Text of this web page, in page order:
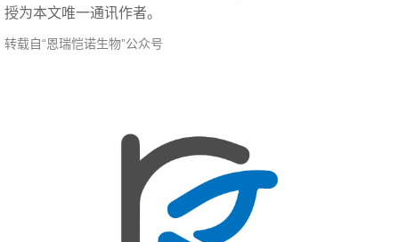
授为本文唯一通讯作者。
转载自“恩瑞恺诺生物”公众号